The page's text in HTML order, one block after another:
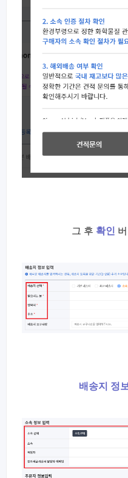
그 후 확인
배송지 정보